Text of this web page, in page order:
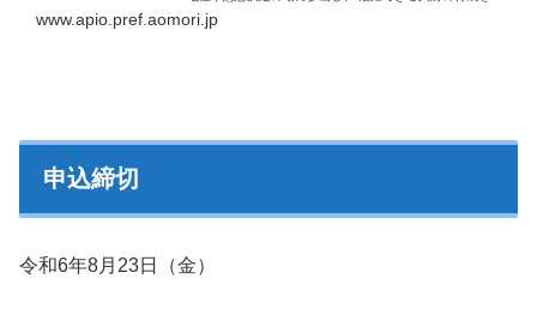
団体の皆様、 ぜひご活…【詳細はコチラ】
www.apio.pref.aomori.jp
申込締切
令和6年8月23日（金）